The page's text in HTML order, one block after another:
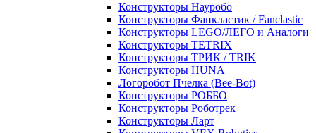
Конструкторы Науробо
Конструкторы Фанкластик / Fanclastic
Конструкторы LEGO/ЛЕГО и Аналоги
Конструкторы TETRIX
Конструкторы ТРИК / TRIK
Конструкторы HUNA
Логоробот Пчелка (Bee-Bot)
Конструкторы РОББО
Конструкторы Роботрек
Конструкторы Ларт